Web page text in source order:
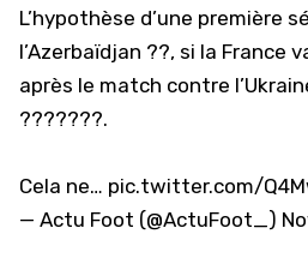
L’hypothèse d’une première
l’Azerbaïdjan ??, si la France
après le match contre
???????.
Cela ne… pic.twitter.com/
— Actu Foot (@ActuFoot_)